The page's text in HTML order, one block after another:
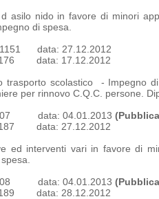
d asilo nido in favore di minori
di spesa.
data: 27.12.2012
data: 17.12.2012
trasporto scolastico - Impegno
per rinnovo C.Q.C. persone.
data: 04.01.2013
data: 27.12.2012
ed interventi vari in favore di
data: 04.01.2013
data: 28.12.2012